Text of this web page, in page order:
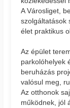
A Városliget,
szolgáltatások
élet praktikus
Az épület
parkolóhelyek
beruházás
valósul meg,
Az otthonok
működnek, jól